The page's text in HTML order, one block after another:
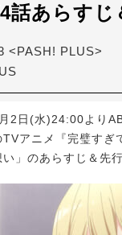
話あらすじ
<PASH! PLUS>
2日(水)24:00より
TVアニメ『完璧すぎ
い」のあらすじ＆先